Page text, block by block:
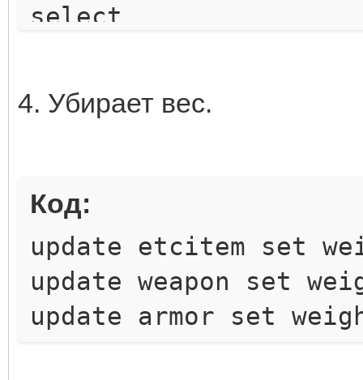
select
_level from weapon
a.item_id=i.item_id
evel from etcitem a,
a.item_id=i.item_id
4. Убирает вес.
Код:
update etcitem set
update weapon set
update armor set